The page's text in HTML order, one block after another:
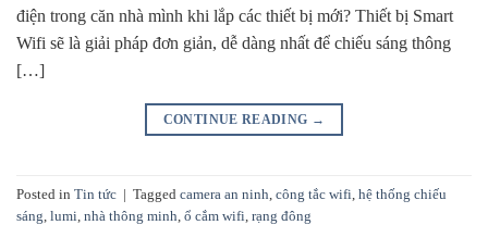
điện trong căn nhà mình khi lắp các thiết bị mới? Thiết bị Smart
Wifi sẽ là giải pháp đơn giản, dễ dàng nhất để chiếu sáng thông
[…]
CONTINUE READING →
Posted in Tin tức | Tagged camera an ninh công tắc wifi hệ thống chiếu
sáng lumi nhà thông minh ổ cắm wifi rạng đông